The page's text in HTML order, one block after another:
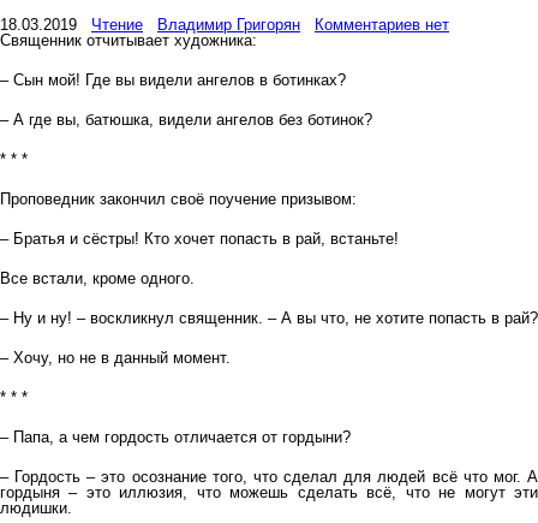
18.03.2019 Чтение Владимир Григорян
Комментариев нет
Священник отчитывает художника:
– Сын мой! Где вы видели ангелов в ботинках?
– А где вы, батюшка, видели ангелов без ботинок?
* * *
Проповедник закончил своё поучение призывом:
– Братья и сёстры! Кто хочет попасть в рай, встаньте!
Все встали, кроме одного.
– Ну и ну! – воскликнул священник. – А вы что, не хотите попасть в рай?
– Хочу, но не в данный момент.
* * *
– Папа, а чем гордость отличается от гордыни?
– Гордость – это осознание того, что сделал для людей всё что мог. А
гордыня – это иллюзия, что можешь сделать всё, что не могут эти
людишки.